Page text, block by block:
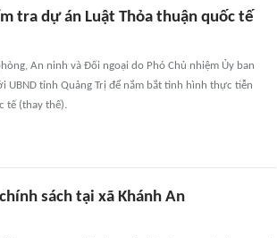
tra dự án Luật Thỏa thuận quốc tế
An ninh và Đối ngoại do Phó Chủ nhiệm Ủy ban
UBND tỉnh Quảng Trị để nắm bắt tình hình thực tiễn
tế (thay thế).
sách tại xã Khánh An